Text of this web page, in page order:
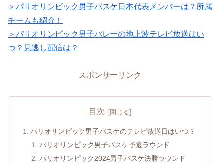
＞パリオリンピック男子バスケ日本代表メンバーは？所属
チームも紹介！
＞パリオリンピック男子バレーの地上波テレビ放送はい
つ？見逃し配信は？
スポンサーリンク
目次
パリオリンピック男子バスケのテレビ放送日はいつ？
パリオリンピック男子バスケ予選ラウンド
パリオリンピック2024男子バスケ決勝ラウンド